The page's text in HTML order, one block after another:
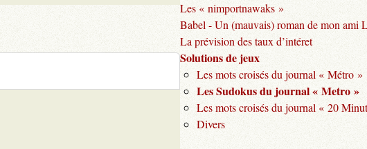
Les « nimportnawaks »
Babel - Un (mauvais) roman de mon ami
La prévision des taux d’intéret
Solutions de jeux
Les mots croisés du journal « Métro »
Les Sudokus du journal « Metro »
Les mots croisés du journal « 20
Divers